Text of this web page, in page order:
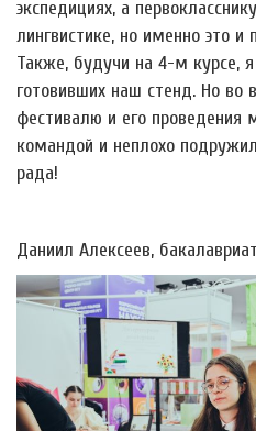
экспедициях, а
лингвистике, но именно это и
Также, будучи на 4-м курсе,
готовивших наш стенд. Но во
фестивалю и его проведения
командой и неплохо
рада!
Даниил Алексеев,